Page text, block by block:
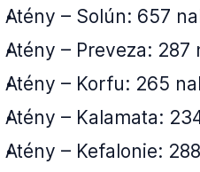
Atény –⁠⁠⁠⁠⁠⁠ Solún: 657
Atény –⁠⁠⁠⁠⁠⁠ Preveza:
Atény –⁠⁠⁠⁠⁠⁠ Korfu: 265
Atény –⁠⁠⁠⁠⁠⁠ Kalamata:
Atény –⁠⁠⁠⁠⁠⁠ Kefalonie: